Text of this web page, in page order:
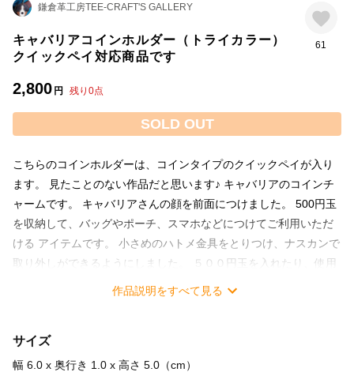
鎌倉革工房TEE-CRAFT'S GALLERY
キャバリアコインホルダー（トライカラー）
クイックペイ対応商品です
2,800 円 残り 0点
61
SOLD OUT
こちらのコインホルダーは、コインタイプのクイックペイが入り
ます。 見たことのない作品だと思います♪ キャバリアのコインチ
ャームです。 キャバリアさんの顔を前面につけました。 500円玉
を収納して、バッグやポーチ、スマホなどにつけてご利用いただ
ける アイテムです。 小さめのハトメ金具をとりつけ、ナスカンで
取り外しができるようにしました。 ５００円玉を入れたり、使用
する場合は、ナスカンを外し、頭の上の隙間から ５００円玉を滑
材 牛革 茶、黒、白 チェーンの長さ約13センチ コイン部は特
別なデザインのナスカンをつけました チェーン部はカニカンで開
作品説明をすべて見る
サイズ
幅 6.0 x 奥行き 1.0 x 高さ 5.0（cm）